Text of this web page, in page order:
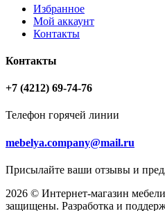
Избранное
Мой аккаунт
Контакты
Контакты
+7 (4212) 69-74-76
Телефон горячей линии
mebelya.company@mail.ru
Присылайте ваши отзывы и
2026 © Интернет-магазин
защищены. Разработка и